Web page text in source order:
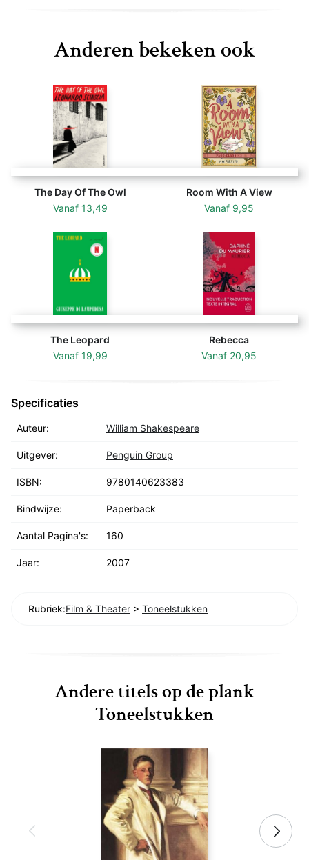
Anderen bekeken ook
The Day Of The Owl
Vanaf 13,49
Room With A View
Vanaf 9,95
The Leopard
Vanaf 19,99
Rebecca
Vanaf 20,95
Specificaties
Auteur: William Shakespeare
Uitgever: Penguin Group
ISBN: 9780140623383
Bindwijze: Paperback
Aantal Pagina's: 160
Jaar: 2007
Rubriek:Film & Theater > Toneelstukken
Andere titels op de plank
Toneelstukken